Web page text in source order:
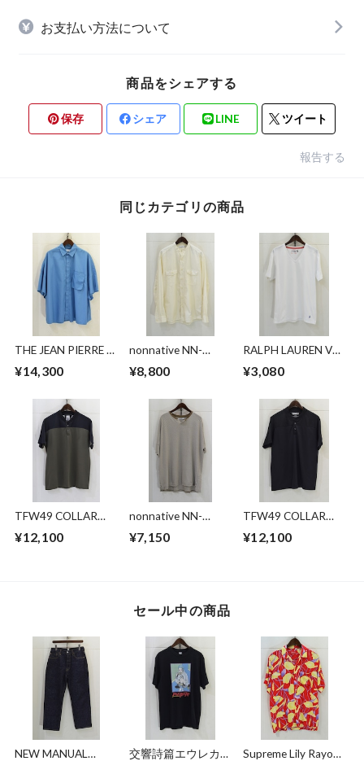
お支払い方法について
商品をシェアする
保存 シェア LINE ツイート
報告する
同じカテゴリの商品
THE JEAN PIERRE ×
SIGNATURE 11XL
¥14,300
nonnative NN-
STAND COLLAR
¥8,800
RALPH LAUREN Vネ
¥3,080
TFW49 COLLAR
¥12,100
nonnative NN-
T-NECK TEE C/L
¥7,150
TFW49 COLLAR
¥12,100
セール中の商品
NEW MANUAL
交響詩篇エウレカセ
Supreme Lily Rayon